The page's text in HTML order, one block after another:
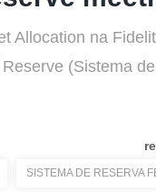
Allocation na
(Sistema de
SISTEMA DE RESERVA